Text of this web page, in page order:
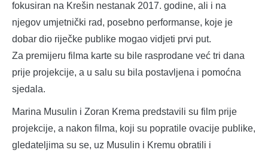
fokusiran na Krešin nestanak 2017. godine, ali i na
njegov umjetnički rad, posebno performanse, koje je
dobar dio riječke publike mogao vidjeti prvi put.
Za premijeru filma karte su bile rasprodane već tri dana
prije projekcije, a u salu su bila postavljena i pomoćna
sjedala.
Marina Musulin i Zoran Krema predstavili su film prije
projekcije, a nakon filma, koji su popratile ovacije publike,
gledateljima su se, uz Musulin i Kremu obratili i